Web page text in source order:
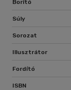
Borító
Súly
Sorozat
Illusztrátor
Fordító
ISBN